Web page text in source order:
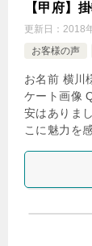
【甲府】
更新日： 2018
お客様の声
お名前 横川
ケート画像
安はありま
こに魅力を